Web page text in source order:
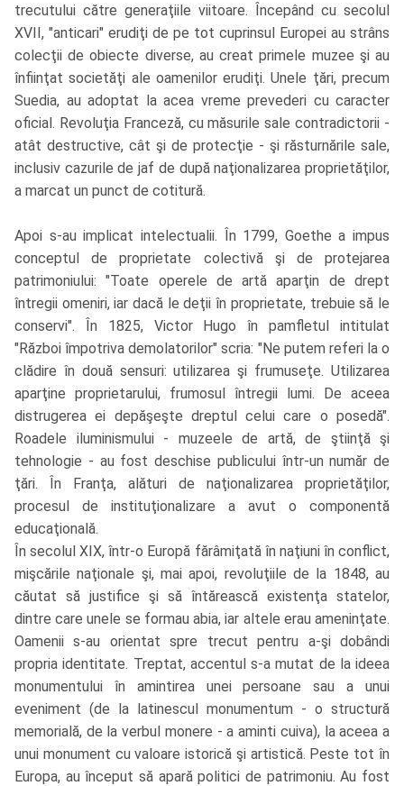
trecutului către generaţiile viitoare. Începând cu secolul
XVII, "anticari" erudiţi de pe tot cuprinsul Europei au strâns
colecţii de obiecte diverse, au creat primele muzee şi au
înfiinţat societăţi ale oamenilor erudiţi. Unele ţări, precum
Suedia, au adoptat la acea vreme prevederi cu caracter
oficial. Revoluţia Franceză, cu măsurile sale contradictorii -
atât destructive, cât şi de protecţie - şi răsturnările sale,
inclusiv cazurile de jaf de după naţionalizarea proprietăţilor,
a marcat un punct de cotitură.
Apoi s-au implicat intelectualii. În 1799, Goethe a impus
conceptul de proprietate colectivă şi de protejarea
patrimoniului: "Toate operele de artă aparţin de drept
întregii omeniri, iar dacă le deţii în proprietate, trebuie să le
conservi". În 1825, Victor Hugo în pamfletul intitulat
"Război împotriva demolatorilor" scria: "Ne putem referi la o
clădire în două sensuri: utilizarea şi frumuseţe. Utilizarea
aparţine proprietarului, frumosul întregii lumi. De aceea
distrugerea ei depăşeşte dreptul celui care o posedă".
Roadele iluminismului - muzeele de artă, de ştiinţă şi
tehnologie - au fost deschise publicului într-un număr de
ţări. În Franţa, alături de naţionalizarea proprietăţilor,
procesul de instituţionalizare a avut o componentă
educaţională.
În secolul XIX, într-o Europă fărâmiţată în naţiuni în conflict,
mişcările naţionale şi, mai apoi, revoluţiile de la 1848, au
căutat să justifice şi să întărească existenţa statelor,
dintre care unele se formau abia, iar altele erau ameninţate.
Oamenii s-au orientat spre trecut pentru a-şi dobândi
propria identitate. Treptat, accentul s-a mutat de la ideea
monumentului în amintirea unei persoane sau a unui
eveniment (de la latinescul monumentum - o structură
memorială, de la verbul monere - a aminti cuiva), la aceea a
unui monument cu valoare istorică şi artistică. Peste tot în
Europa, au început să apară politici de patrimoniu. Au fost